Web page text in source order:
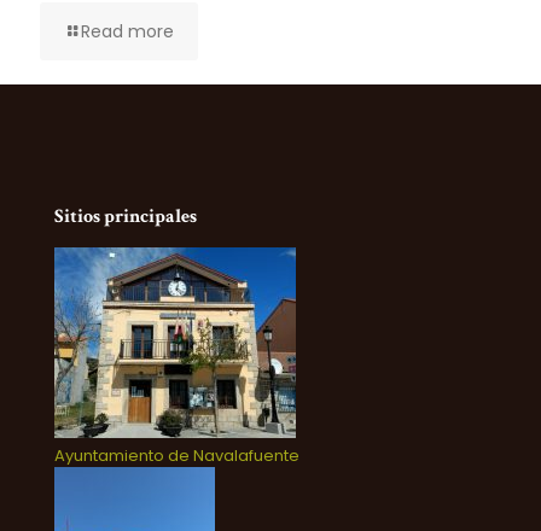
Read more
Sitios principales
Ayuntamiento de Navalafuente